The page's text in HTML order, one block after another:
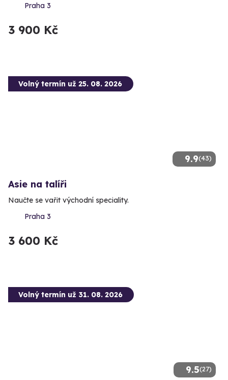
Praha 3
3 900 Kč
9.9(43)
Volný termín už 25. 08. 2026
Asie na talíři
Naučte se vařit východní speciality.
Praha 3
3 600 Kč
9.5(27)
Volný termín už 31. 08. 2026